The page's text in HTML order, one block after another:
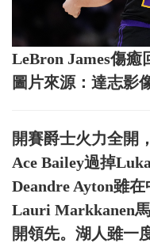
LeBron James傷癒
圖片來源：達志影
開賽爵士火力全開
Ace Bailey過掉
Deandre Ayton雖
Lauri Markkanen
開領先。湖人雖一